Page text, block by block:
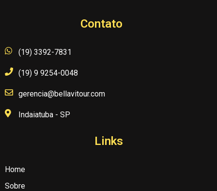
Contato
(19) 3392-7831
(19) 9 9254-0048
gerencia@bellavitour.com
Indaiatuba - SP
Links
Home
Sobre